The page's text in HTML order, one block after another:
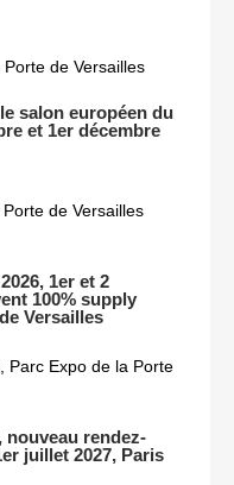
de Versailles
salon européen du
et 1er décembre
de Versailles
1er et 2
100% supply
Versailles
Parc Expo de la Porte
nouveau rendez-
juillet 2027, Paris